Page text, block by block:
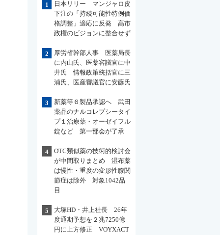
1
日本リリー マンジャロ皮
下注の「持続可能性特例価
格調整」適応に反発 高市
政権のビジョンに整合せず
2
厚労省幹部人事 医薬局長
に内山氏、医薬審議官に中
井氏 情報政策統括官に三
浦氏、医産審議官に安藤氏
3
新薬等６製品承認へ 武田
薬品のナルコレプシータイ
プ１治療薬・オーゼイフル
錠など 第一部会が了承
4
OTC類似薬の技術的検討会
が中間取りまとめ 湿布薬
は慢性・重度の変形性膝関
節症は除外 対象1042品
目
5
大塚HD・井上社長 26年
度通期予想を２兆7250億
円に上方修正 VOYXACT